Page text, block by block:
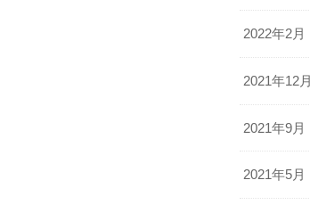
2022年2月
2021年12月
2021年9月
2021年5月